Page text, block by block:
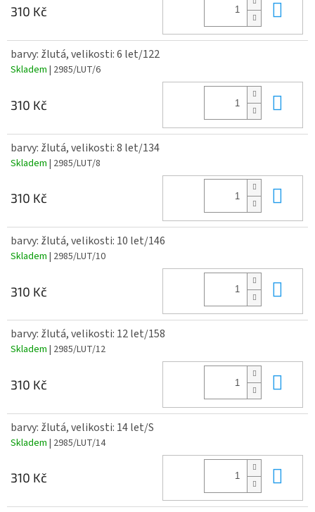
310 Kč
barvy: žlutá, velikosti: 6 let/122
Skladem | 2985/LUT/6
310 Kč
barvy: žlutá, velikosti: 8 let/134
Skladem | 2985/LUT/8
310 Kč
barvy: žlutá, velikosti: 10 let/146
Skladem | 2985/LUT/10
310 Kč
barvy: žlutá, velikosti: 12 let/158
Skladem | 2985/LUT/12
310 Kč
barvy: žlutá, velikosti: 14 let/S
Skladem | 2985/LUT/14
310 Kč